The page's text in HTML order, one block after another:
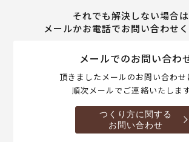
それでも解決しない場合は
メールかお電話でお問い合わせく
メールでのお問い合わ
頂きましたメールのお問い合わせ
順次メールでご連絡いたします
つくり方に関する
お問い合わせ